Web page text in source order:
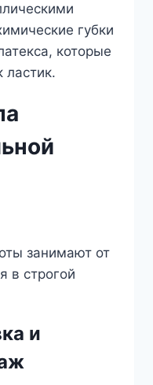
губки
которые
ластик.
занимают от
в строгой
и